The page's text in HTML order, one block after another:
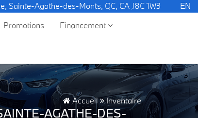
Sainte-Agathe-des-Monts, QC, CA J8C 1W3 EN
Promotions Financement
Accueil Inventaire
AGATHE-DES-